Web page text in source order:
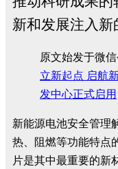
新和发展注入新
原文始发于微
立新起点 启航
发中心正式启用
新能源电池安全管理
热、阻燃等功能特点
片是其中最重要的新